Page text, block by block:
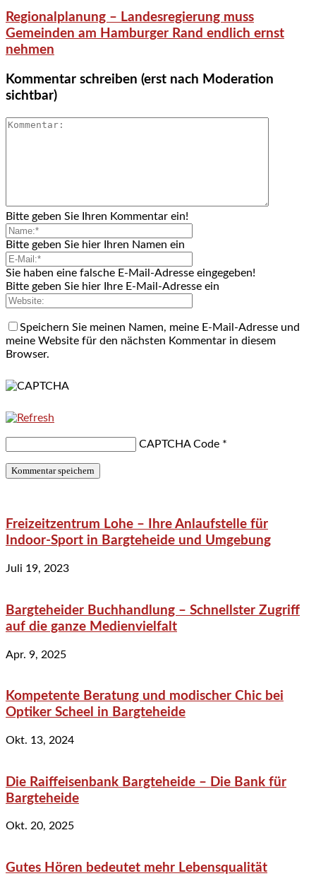
Regionalplanung – Landesregierung muss
Gemeinden am Hamburger Rand endlich ernst
nehmen
Kommentar schreiben (erst nach Moderation
sichtbar)
Bitte geben Sie Ihren Kommentar ein!
Bitte geben Sie hier Ihren Namen ein
Sie haben eine falsche E-Mail-Adresse eingegeben!
Bitte geben Sie hier Ihre E-Mail-Adresse ein
Speichern Sie meinen Namen, meine E-Mail-Adresse und
meine Website für den nächsten Kommentar in diesem
Browser.
CAPTCHA Code *
Freizeitzentrum Lohe – Ihre Anlaufstelle für
Indoor-Sport in Bargteheide und Umgebung
Juli 19, 2023
Bargteheider Buchhandlung – Schnellster Zugriff
auf die ganze Medienvielfalt
Apr. 9, 2025
Kompetente Beratung und modischer Chic bei
Optiker Scheel in Bargteheide
Okt. 13, 2024
Die Raiffeisenbank Bargteheide – Die Bank für
Bargteheide
Okt. 20, 2025
Gutes Hören bedeutet mehr Lebensqualität